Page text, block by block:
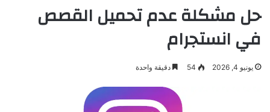
حل مشكلة عدم تحميل القصص
في انستجرام
يونيو 4, 2026 54 دقيقة واحدة